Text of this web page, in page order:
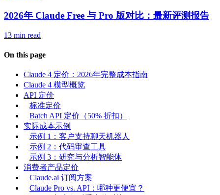
2026年 Claude Free 与 Pro 版对比：最新评测报告
13 min read
On this page
Claude 4 定价：2026年完整成本指南
Claude 4 模型概览
API 定价
标准定价
Batch API 定价（50% 折扣）
实际成本示例
示例 1：客户支持聊天机器人
示例 2：代码审查工具
示例 3：研究与分析智能体
消费者产品定价
Claude.ai 订阅方案
Claude Pro vs. API：哪种更便宜？